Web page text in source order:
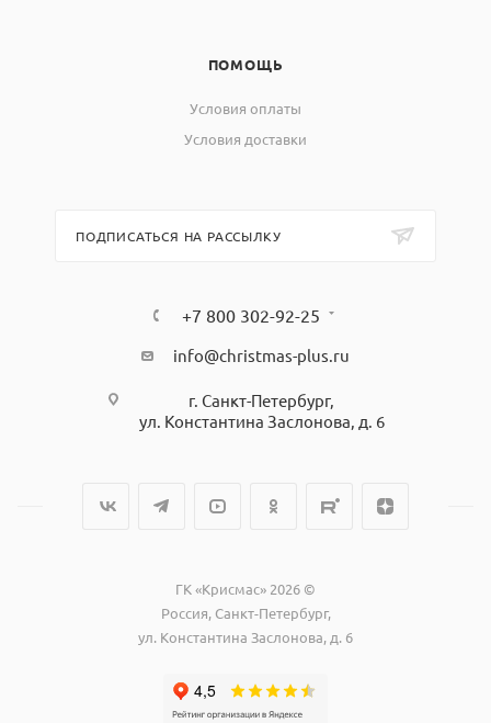
ПОМОЩЬ
Условия оплаты
Условия доставки
ПОДПИСАТЬСЯ НА РАССЫЛКУ
+7 800 302-92-25
info@christmas-plus.ru
г. Санкт-Петербург,
ул. Константина Заслонова, д. 6
ГК «Крисмас» 2026 ©
Россия, Санкт-Петербург,
ул. Константина Заслонова, д. 6